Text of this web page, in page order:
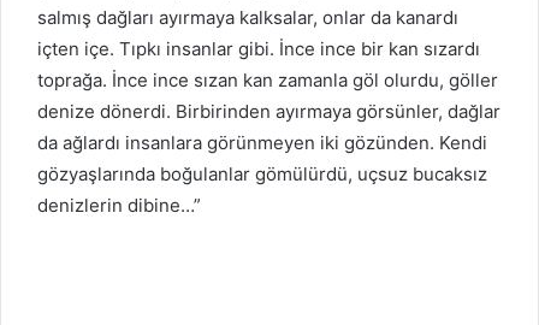
salmış dağları ayırmaya kalksalar, onlar da kanardı
içten içe. Tıpkı insanlar gibi. İnce ince bir kan sızardı
toprağa. İnce ince sızan kan zamanla göl olurdu, göller
denize dönerdi. Birbirinden ayırmaya görsünler, dağlar
da ağlardı insanlara görünmeyen iki gözünden. Kendi
gözyaşlarında boğulanlar gömülürdü, uçsuz bucaksız
denizlerin dibine…”